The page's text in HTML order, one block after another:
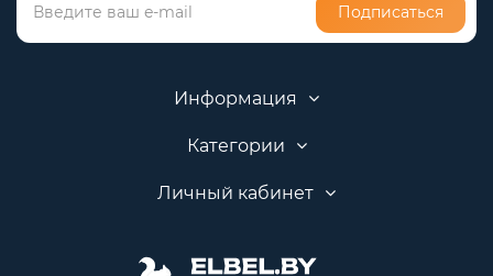
Подписаться
Информация
Категории
Личный кабинет